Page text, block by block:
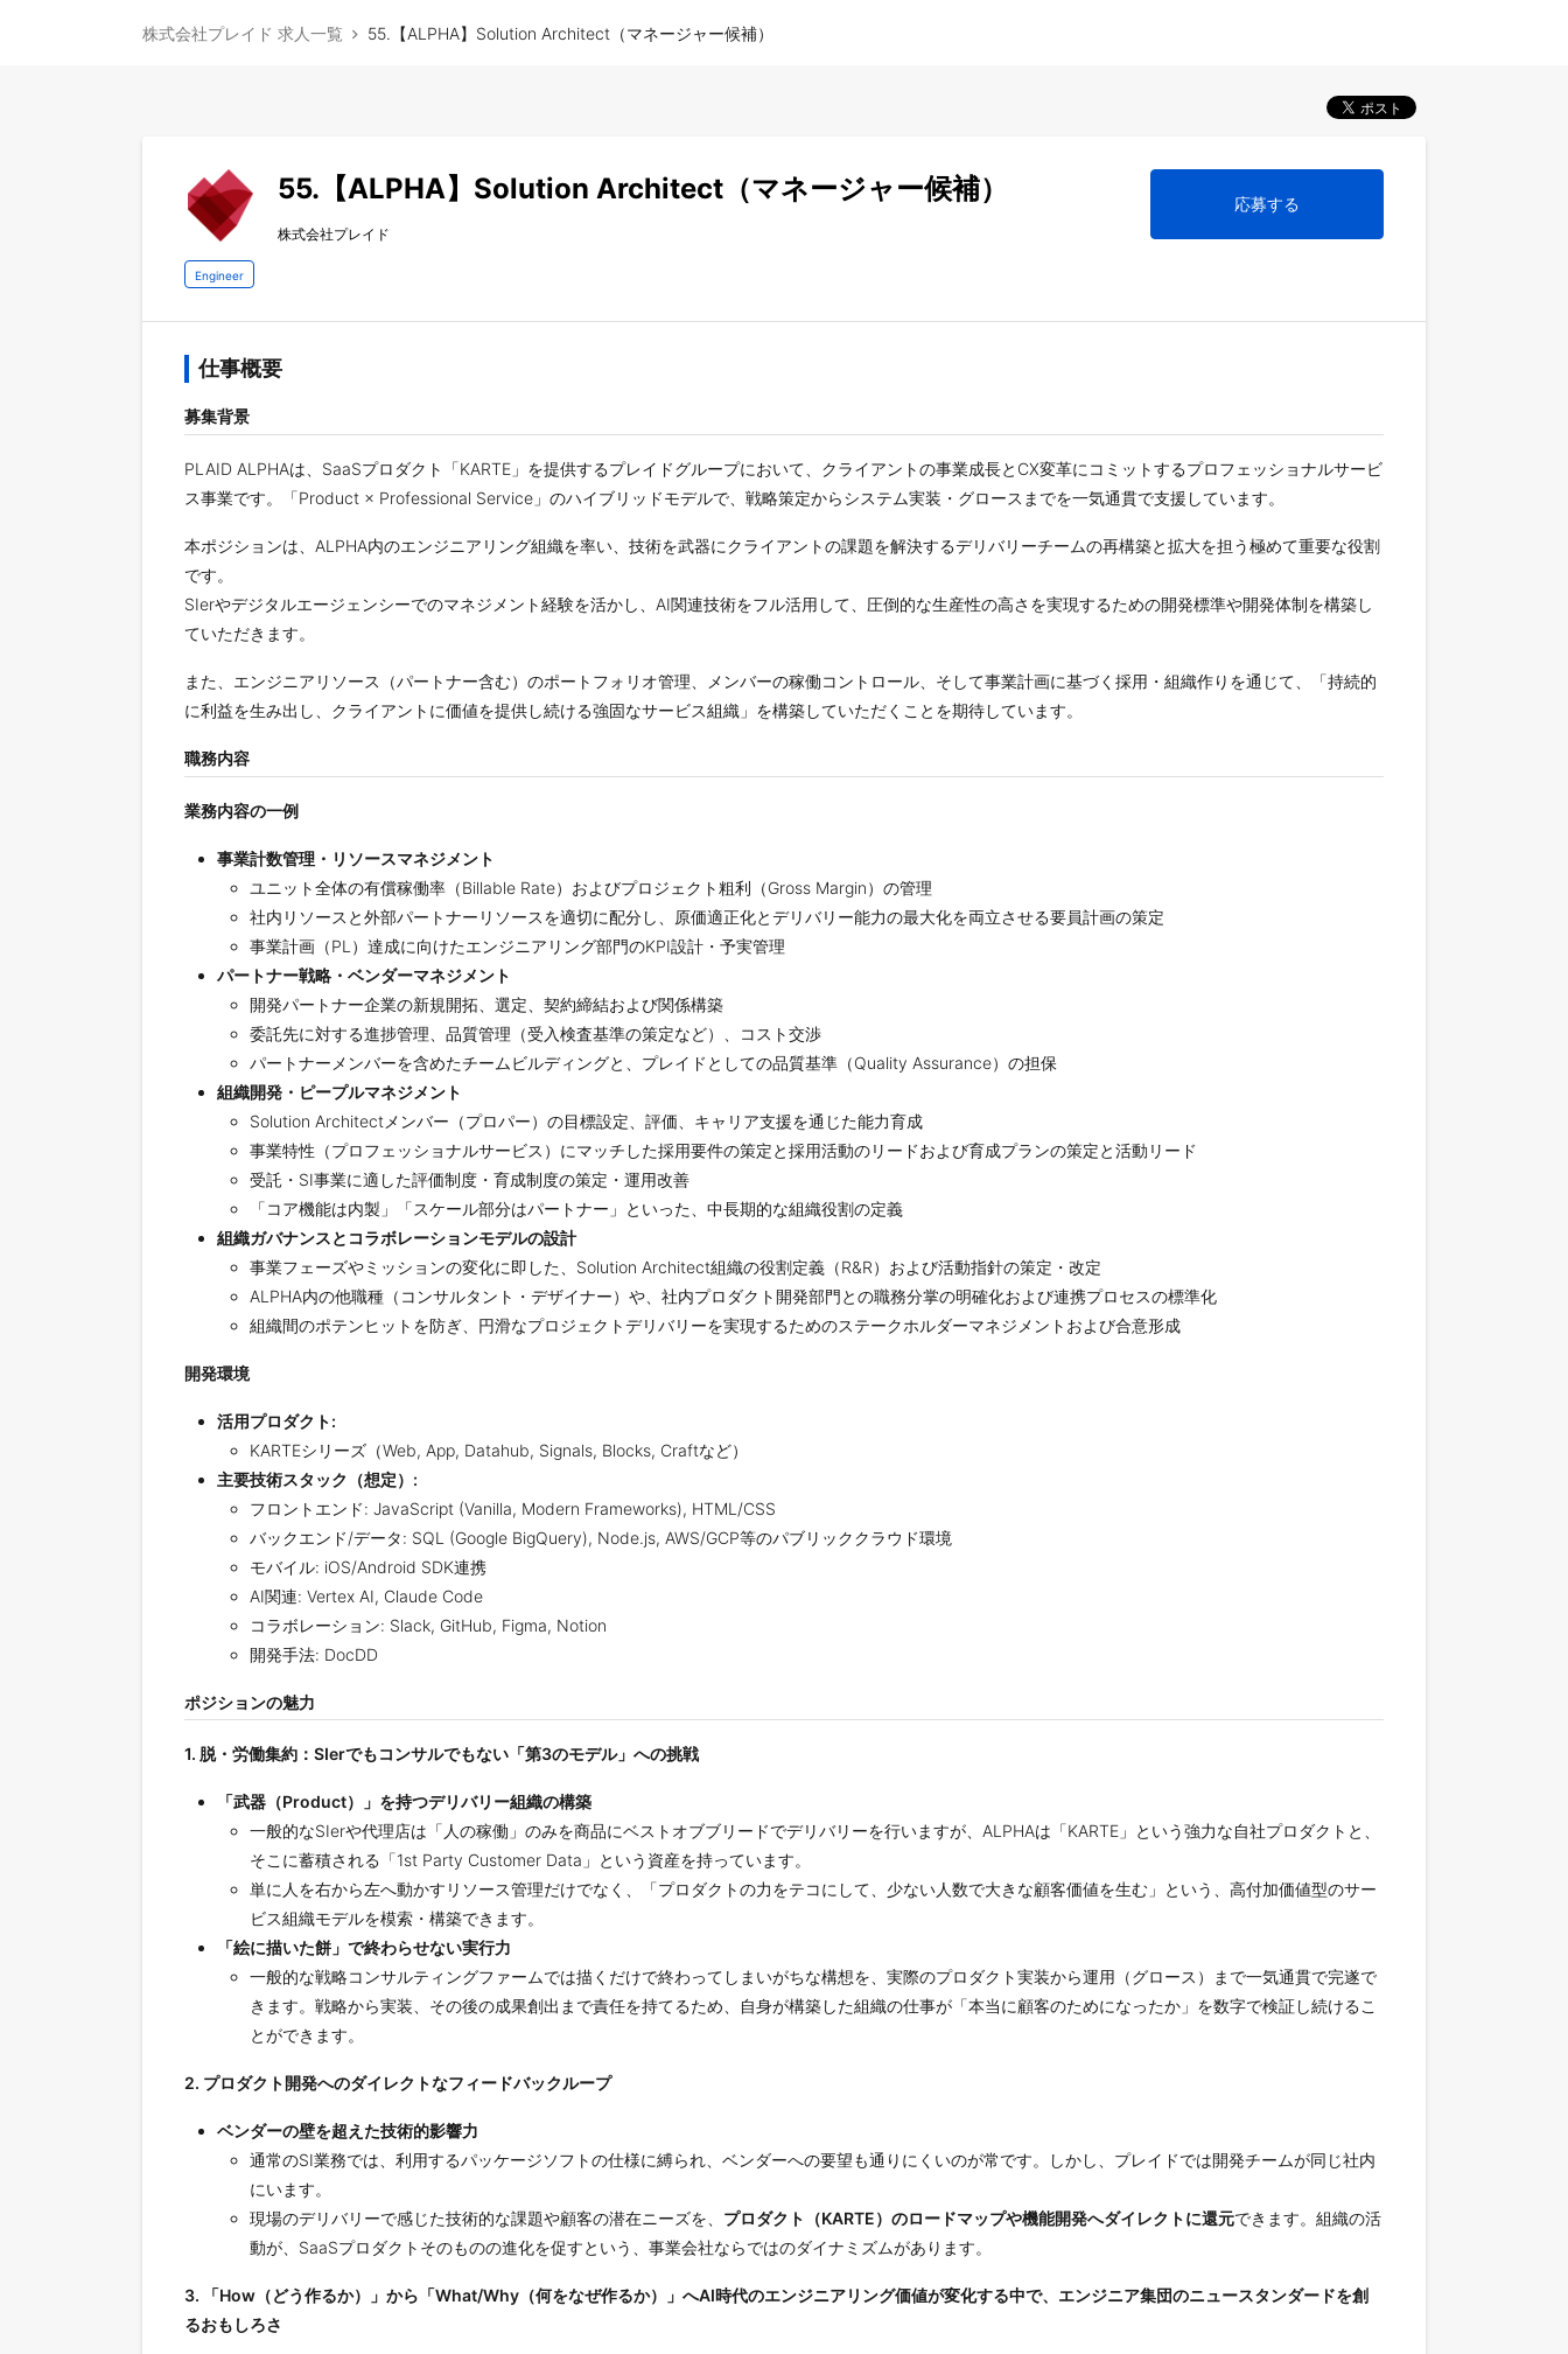
株式会社プレイド 求人一覧 55.【ALPHA】Solution Architect（マネージャー候補）
55.【ALPHA】Solution Architect（マネージャー候補）
株式会社プレイド
応募する
Engineer
仕事概要
募集背景
PLAID ALPHAは、SaaSプロダクト「KARTE」を提供するプレイドグループにおいて、クライアントの事業成長とCX変革にコミットするプロフェッショナルサービ
ス事業です。「Product × Professional Service」のハイブリッドモデルで、戦略策定からシステム実装・グロースまでを一気通貫で支援しています。
本ポジションは、ALPHA内のエンジニアリング組織を率い、技術を武器にクライアントの課題を解決するデリバリーチームの再構築と拡大を担う極めて重要な役割
です。
SIerやデジタルエージェンシーでのマネジメント経験を活かし、AI関連技術をフル活用して、圧倒的な生産性の高さを実現するための開発標準や開発体制を構築し
ていただきます。
また、エンジニアリソース（パートナー含む）のポートフォリオ管理、メンバーの稼働コントロール、そして事業計画に基づく採用・組織作りを通じて、「持続的
に利益を生み出し、クライアントに価値を提供し続ける強固なサービス組織」を構築していただくことを期待しています。
職務内容
業務内容の一例
事業計数管理・リソースマネジメント
ユニット全体の有償稼働率（Billable Rate）およびプロジェクト粗利（Gross Margin）の管理
社内リソースと外部パートナーリソースを適切に配分し、原価適正化とデリバリー能力の最大化を両立させる要員計画の策定
事業計画（PL）達成に向けたエンジニアリング部門のKPI設計・予実管理
パートナー戦略・ベンダーマネジメント
開発パートナー企業の新規開拓、選定、契約締結および関係構築
委託先に対する進捗管理、品質管理（受入検査基準の策定など）、コスト交渉
パートナーメンバーを含めたチームビルディングと、プレイドとしての品質基準（Quality Assurance）の担保
組織開発・ピープルマネジメント
Solution Architectメンバー（プロパー）の目標設定、評価、キャリア支援を通じた能力育成
事業特性（プロフェッショナルサービス）にマッチした採用要件の策定と採用活動のリードおよび育成プランの策定と活動リード
受託・SI事業に適した評価制度・育成制度の策定・運用改善
「コア機能は内製」「スケール部分はパートナー」といった、中長期的な組織役割の定義
組織ガバナンスとコラボレーションモデルの設計
事業フェーズやミッションの変化に即した、Solution Architect組織の役割定義（R&R）および活動指針の策定・改定
ALPHA内の他職種（コンサルタント・デザイナー）や、社内プロダクト開発部門との職務分掌の明確化および連携プロセスの標準化
組織間のポテンヒットを防ぎ、円滑なプロジェクトデリバリーを実現するためのステークホルダーマネジメントおよび合意形成
開発環境
活用プロダクト:
KARTEシリーズ（Web, App, Datahub, Signals, Blocks, Craftなど）
主要技術スタック（想定）:
フロントエンド: JavaScript (Vanilla, Modern Frameworks), HTML/CSS
バックエンド/データ: SQL (Google BigQuery), Node.js, AWS/GCP等のパブリッククラウド環境
モバイル: iOS/Android SDK連携
AI関連: Vertex AI, Claude Code
コラボレーション: Slack, GitHub, Figma, Notion
開発手法: DocDD
ポジションの魅力
1. 脱・労働集約：SIerでもコンサルでもない「第3のモデル」への挑戦
「武器（Product）」を持つデリバリー組織の構築
一般的なSIerや代理店は「人の稼働」のみを商品にベストオブブリードでデリバリーを行いますが、ALPHAは「KARTE」という強力な自社プロダクトと、
そこに蓄積される「1st Party Customer Data」という資産を持っています。
単に人を右から左へ動かすリソース管理だけでなく、「プロダクトの力をテコにして、少ない人数で大きな顧客価値を生む」という、高付加価値型のサー
ビス組織モデルを模索・構築できます。
「絵に描いた餅」で終わらせない実行力
一般的な戦略コンサルティングファームでは描くだけで終わってしまいがちな構想を、実際のプロダクト実装から運用（グロース）まで一気通貫で完遂で
きます。戦略から実装、その後の成果創出まで責任を持てるため、自身が構築した組織の仕事が「本当に顧客のためになったか」を数字で検証し続けるこ
とができます。
2. プロダクト開発へのダイレクトなフィードバックループ
ベンダーの壁を超えた技術的影響力
通常のSI業務では、利用するパッケージソフトの仕様に縛られ、ベンダーへの要望も通りにくいのが常です。しかし、プレイドでは開発チームが同じ社内
にいます。
現場のデリバリーで感じた技術的な課題や顧客の潜在ニーズを、 プロダクト（KARTE）のロードマップや機能開発へダイレクトに還元できます。組織の活
動が、SaaSプロダクトそのものの進化を促すという、事業会社ならではのダイナミズムがあります。
3. 「How（どう作るか）」から「What/Why（何をなぜ作るか）」へAI時代のエンジニアリング価値が変化する中で、エンジニア集団のニュースタンダードを創
るおもしろさ